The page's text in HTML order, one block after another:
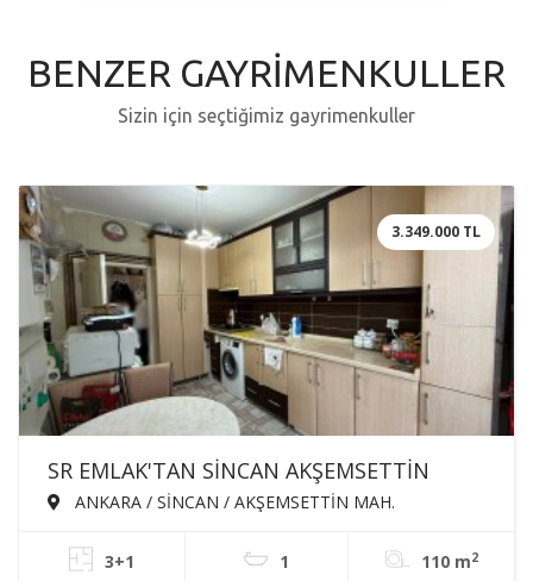
BENZER GAYRİMENKULLER
Sizin için seçtiğimiz gayrimenkuller
3.349.000 TL
SR EMLAK'TAN SİNCAN AKŞEMSETTİN
MAH'DE 3+1 110m² KATTA ÖN CEPHE
ANKARA / SİNCAN / AKŞEMSETTİN MAH.
3+1 1 110 m2